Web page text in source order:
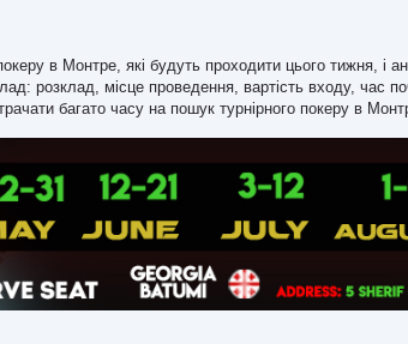
в Монтре, які будуть проходити цього тижня, і
розклад, місце проведення, вартість входу, час
багато часу на пошук турнірного покеру в